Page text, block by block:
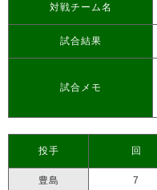
対戦チーム名
試合結果
試合メモ
投手 回
豊島 7